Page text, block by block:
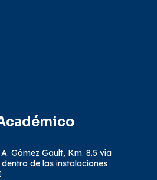
Gómez Gault, Km. 8.5 vía
de las instalaciones